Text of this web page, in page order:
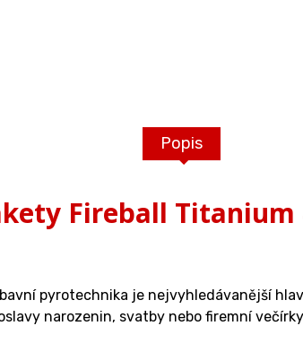
Popis
Fireball
pyrotechnika je nejvyhledávanější
narozenin, svatby nebo firemní